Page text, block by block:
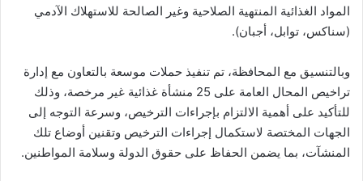
المواد الغذائية المنتهية الصلاحية وغير الصالحة للاستهلاك الآدمي
(سناكس، توابل، أجبان).
وبالتنسيق مع المحافظة، تم تنفيذ حملات موسعة بالتعاون مع إدارة
تراخيص المحال العامة على 25 منشأة غذائية غير مرخصة، وذلك
للتأكيد على أهمية الالتزام بإجراءات الترخيص، وسرعة التوجه إلى
الجهات المختصة لاستكمال إجراءات الترخيص وتقنين أوضاع تلك
المنشآت، بما يضمن الحفاظ على حقوق الدولة وسلامة المواطنين.